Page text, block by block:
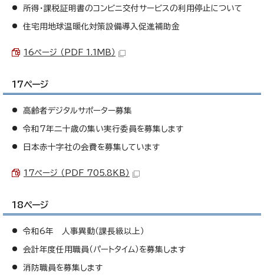
所得・課税証明書のコンビニ交付サービスの利用停止について
住宅用地球温暖化対策設備導入促進補助金
16ページ （PDF 1.1MB）
17ページ
高齢者デジタルサポーター募集
令和7年二十歳の集い実行委員を募集します
日本赤十字社の会費を募集しています
17ページ （PDF 705.8KB）
18ページ
令和6年 人事異動（課長級以上）
会計年度任用職員（パートタイム）を募集します
消防職員を募集します